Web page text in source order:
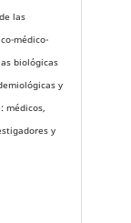
las
médico-
biológicas
y
médicos,
y